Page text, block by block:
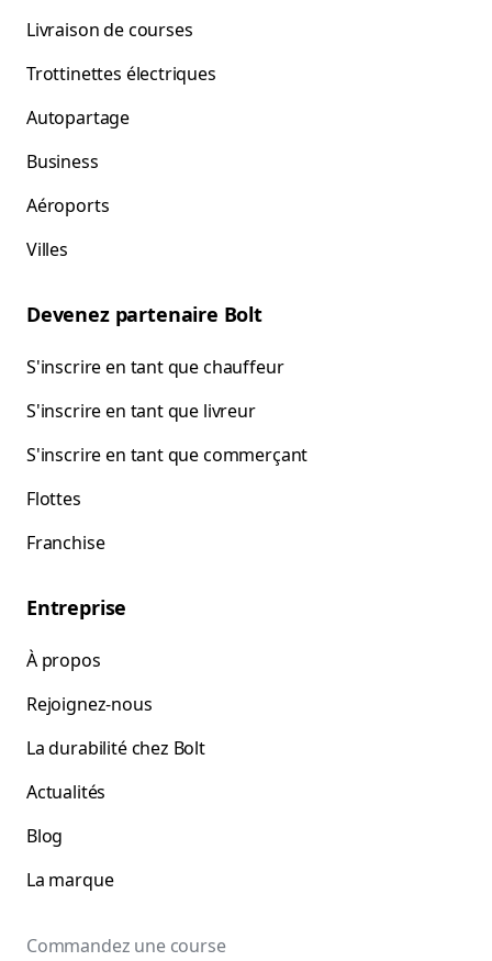
Livraison de courses
Trottinettes électriques
Autopartage
Business
Aéroports
Villes
Devenez partenaire Bolt
S'inscrire en tant que chauffeur
S'inscrire en tant que livreur
S'inscrire en tant que commerçant
Flottes
Franchise
Entreprise
À propos
Rejoignez-nous
La durabilité chez Bolt
Actualités
Blog
La marque
Commandez une course